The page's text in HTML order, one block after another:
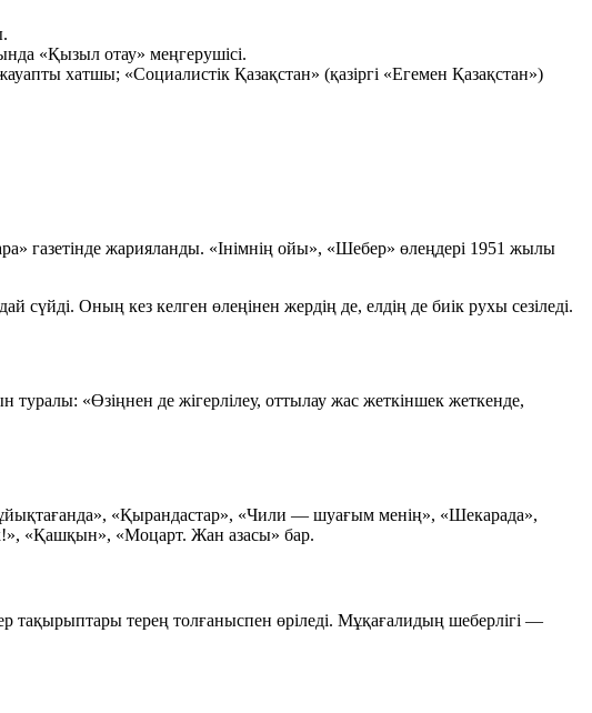
«Қызыл отау» меңгерушісі.
хатшы; «Социалистік Қазақстан» (қазіргі «Егемен Қазақстан»)
жарияланды. «Інімнің ойы», «Шебер» өлеңдері 1951 жылы
Оның кез келген өлеңінен жердің де, елдің де биік рухы сезіледі.
туралы: «Өзіңнен де жігерлілеу, оттылау жас жеткіншек жеткенде,
«Қырандастар», «Чили — шуағым менің», «Шекарада»,
«Қашқын», «Моцарт. Жан азасы» бар.
тақырыптары терең толғаныспен өріледі. Мұқағалидың шеберлігі —